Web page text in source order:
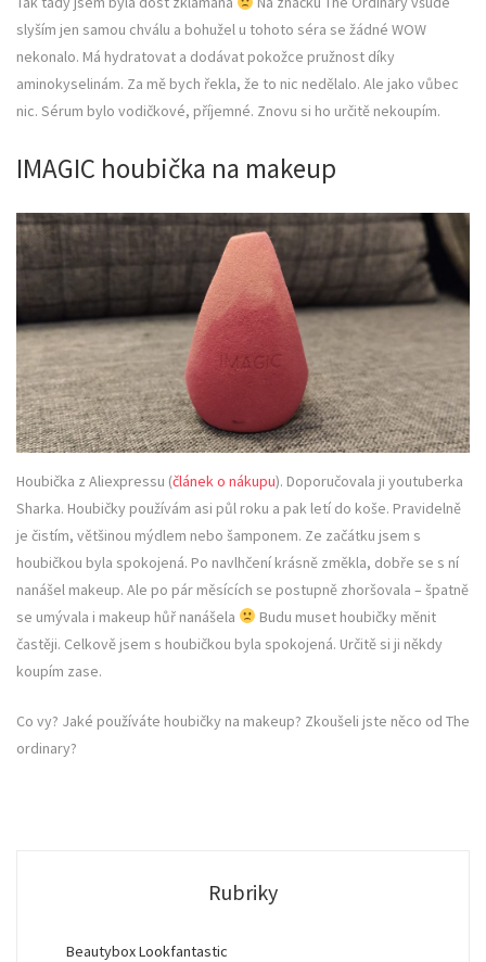
slyším jen samou chválu a bohužel u tohoto séra se žádné WOW
nekonalo. Má hydratovat a dodávat pokožce pružnost díky
aminokyselinám. Za mě bych řekla, že to nic nedělalo. Ale jako vůbec
nic. Sérum bylo vodičkové, příjemné. Znovu si ho určitě nekoupím.
IMAGIC houbička na makeup
Houbička z Aliexpressu (článek o nákupu). Doporučovala ji youtuberka
Sharka. Houbičky používám asi půl roku a pak letí do koše. Pravidelně
je čistím, většinou mýdlem nebo šamponem. Ze začátku jsem s
houbičkou byla spokojená. Po navlhčení krásně změkla, dobře se s ní
nanášel makeup. Ale po pár měsících se postupně zhoršovala – špatně
se umývala i makeup hůř nanášela
Budu muset houbičky měnit
častěji. Celkově jsem s houbičkou byla spokojená. Určitě si ji někdy
koupím zase.
Co vy? Jaké používáte houbičky na makeup? Zkoušeli jste něco od The
ordinary?
Rubriky
Beautybox Lookfantastic